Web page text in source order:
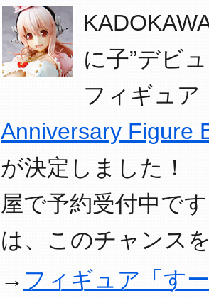
に子”デビ
フィギュア
Anniversary Figure
が決定しました！
屋で予約受付中で
は、このチャンス
フィギュア「す